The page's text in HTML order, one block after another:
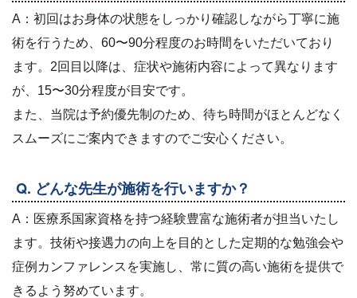
A：初回はお身体の状態をしっかり確認しながら丁寧に施
術を行うため、60〜90分程度のお時間をいただいており
ます。2回目以降は、症状や施術内容によって異なります
が、15〜30分程度が目安です。
また、当院は予約優先制のため、待ち時間がほとんどなく
スムーズにご案内できますのでご安心ください。
Q. どんな先生が施術を行いますか？
A：医療系国家資格を持つ経験豊富な施術者が担当いたし
ます。技術や接遇力の向上を目的とした定期的な勉強会や
症例カンファレンスを実施し、常に質の高い施術を提供で
きるよう努めています。